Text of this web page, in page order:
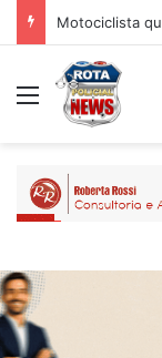
Menu